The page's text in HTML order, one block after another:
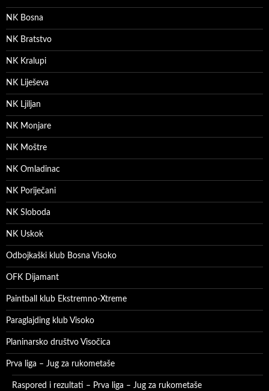
NK Bosna
NK Bratstvo
NK Kralupi
NK Liješeva
NK Ljiljan
NK Monjare
NK Moštre
NK Omladinac
NK Poriječani
NK Sloboda
NK Uskok
Odbojkaški klub Bosna Visoko
OFK Dijamant
Paintball klub Ekstremno-Xtreme
Paraglajding klub Visoko
Planinarsko društvo Visočica
Prva liga – Jug za rukometaše
Raspored i rezultati – Prva liga – Jug za rukometaše